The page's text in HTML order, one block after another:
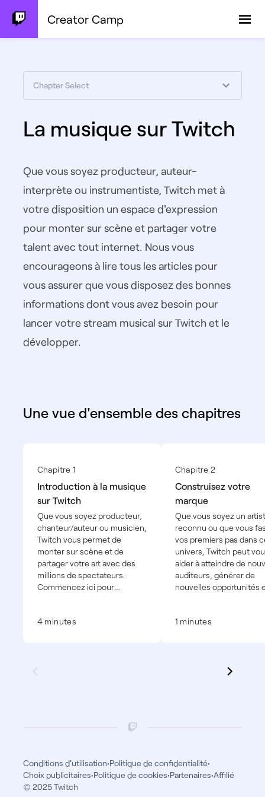
Creator Camp
Chapter Select
La musique sur Twitch
Que vous soyez producteur, auteur-
interprète ou instrumentiste, Twitch met à
votre disposition un espace d'expression
pour monter sur scène et partager votre
talent avec tout internet. Nous vous
encourageons à lire tous les articles pour
vous assurer que vous disposez des bonnes
informations dont vous avez besoin pour
lancer votre stream musical sur Twitch et le
développer.
Une vue d'ensemble des chapitres
Introduction à la musique
sur Twitch
Chapitre 1
Que vous soyez producteur,
chanteur/auteur ou musicien,
Twitch vous permet de
monter sur scène et de
partager votre art avec des
millions de spectateurs.
Commencez ici pour
4 minutes
Construisez votre
marque
Chapitre 2
Que vous soyez un
reconnu ou que vous
vos premiers pas dans
univers, Twitch peut
aider à atteindre de
auditeurs, générer de
nouvelles opportunités
directement.
1 minutes
Conditions d'utilisation•Politique de confidentialité•
Choix publicitaires•Politique de cookies•Partenaires•Affilié
© 2025 Twitch